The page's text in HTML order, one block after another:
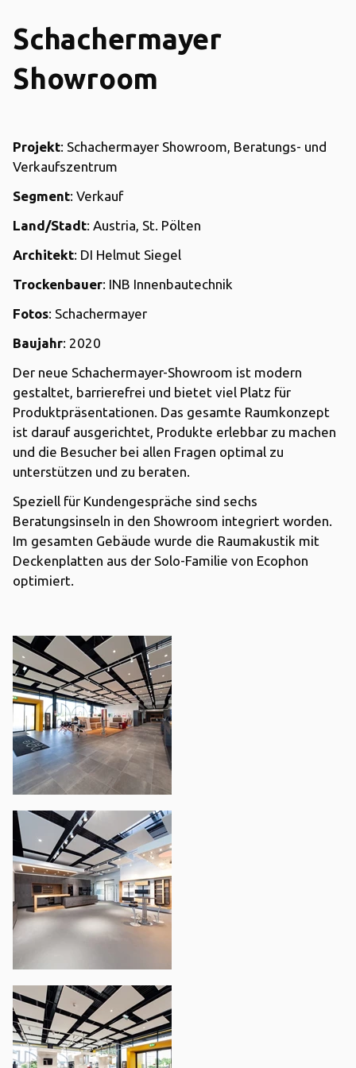
Schachermayer
Showroom
Projekt: Schachermayer Showroom, Beratungs- und
Verkaufszentrum
Segment: Verkauf
Land/Stadt: Austria, St. Pölten
Architekt: DI Helmut Siegel
Trockenbauer: INB Innenbautechnik
Fotos: Schachermayer
Baujahr: 2020
Der neue Schachermayer-Showroom ist modern
gestaltet, barrierefrei und bietet viel Platz für
Produktpräsentationen. Das gesamte Raumkonzept
ist darauf ausgerichtet, Produkte erlebbar zu machen
und die Besucher bei allen Fragen optimal zu
unterstützen und zu beraten.
Speziell für Kundengespräche sind sechs
Beratungsinseln in den Showroom integriert worden.
Im gesamten Gebäude wurde die Raumakustik mit
Deckenplatten aus der Solo-Familie von Ecophon
optimiert.